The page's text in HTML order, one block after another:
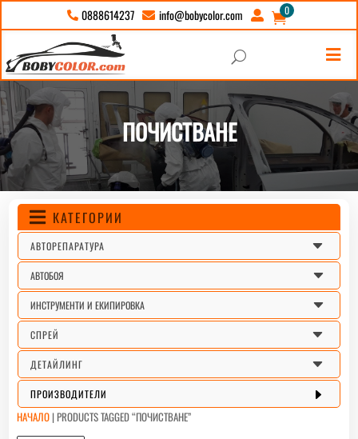
 0888614237  info@bobycolor.com  
0

U
ПОЧИСТВАНЕ
 КАТЕГОРИИ
C
АВТОРЕПАРАТУРА
C
АВТОБОЯ
C
ИНСТРУМЕНТИ И ЕКИПИРОВКА
C
СПРЕЙ
C
ДЕТАЙЛИНГ
E
ПРОИЗВОДИТЕЛИ
НАЧАЛО |PRODUCTS TAGGED “ПОЧИСТВАНЕ”